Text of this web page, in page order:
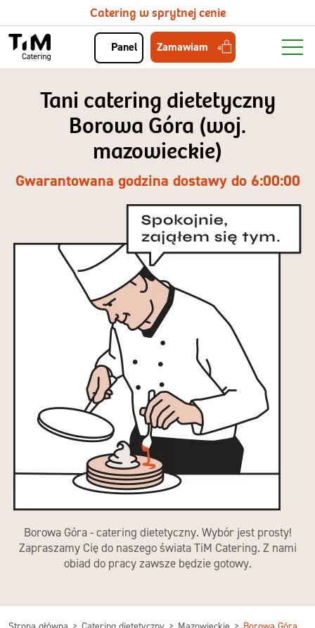
Catering w sprytnej cenie
Panel Zamawiam
Tani catering dietetyczny
Borowa Góra (woj.
mazowieckie)
Gwarantowana godzina dostawy do 6:00:00
Borowa Góra - catering dietetyczny. Wybór jest prosty!
Zapraszamy Cię do naszego świata TiM Catering. Z nami
obiad do pracy zawsze będzie gotowy.
Strona główna Catering dietetyczny Mazowieckie Borowa Góra